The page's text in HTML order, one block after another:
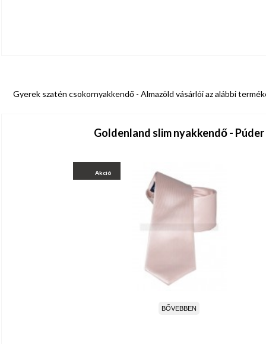
Gyerek szatén csokornyakkendő - Almazöld vásárlói az alábbi
Goldenland slim nyakkendő - Púder
Akció
BŐVEBBEN